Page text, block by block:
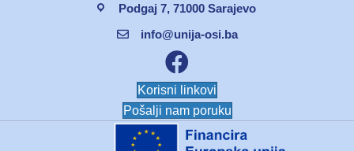
Podgaj 7, 71000 Sarajevo
info@unija-osi.ba
Facebook unija osi
Korisni linkovi
Pošalji nam poruku